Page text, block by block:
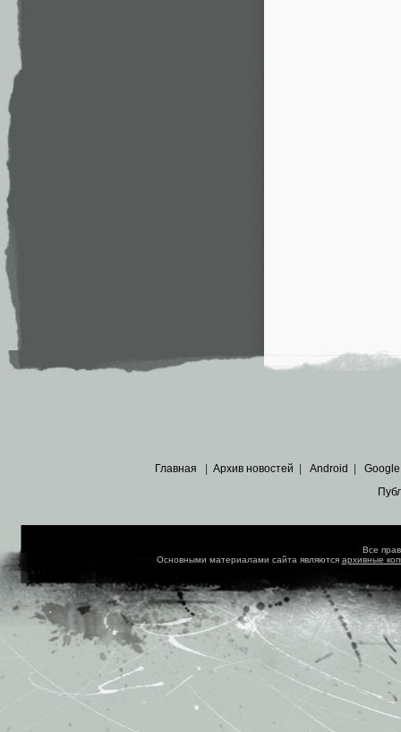
Главная Архив новостей Android Google
Все
Основными материалами сайта являются архивные